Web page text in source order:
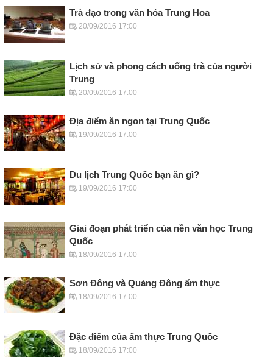
Trà đạo trong văn hóa Trung Hoa
20/09/2016 17:00
Lịch sử và phong cách uống trà của người
Trung
20/09/2016 17:00
Địa điểm ăn ngon tại Trung Quốc
19/09/2016 17:00
Du lịch Trung Quốc bạn ăn gì?
19/09/2016 17:00
Giai đoạn phát triển của nền văn học Trung
Quốc
18/09/2016 17:00
Sơn Đông và Quảng Đông ẩm thực
18/09/2016 17:00
Đặc điểm của ẩm thực Trung Quốc
18/09/2016 17:00